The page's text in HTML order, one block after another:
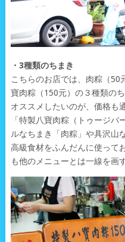
・3種類のちまき
こちらのお店では、肉粽（50
寶肉粽（150元）の３種類の
オススメしたいのが、価格も
「特製八寶肉粽（トゥージ
ルなちまき「肉粽」や具沢山
高級食材をふんだんに使って
も他のメニューとは一線を画